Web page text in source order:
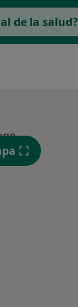
de la salud?